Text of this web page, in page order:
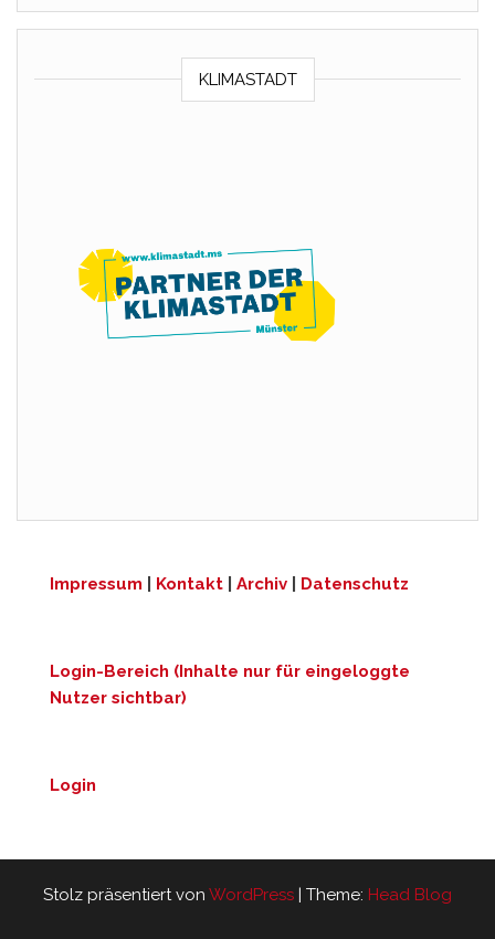
KLIMASTADT
Impressum Kontakt Archiv Datenschutz
Login-Bereich (Inhalte nur für eingeloggte
Nutzer sichtbar)
Login
Stolz präsentiert von WordPress Theme: Head Blog